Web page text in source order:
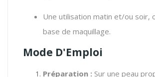
Une utilisation matin et/ou soir,
base de maquillage.
Mode D'Emploi
Préparation : Sur une peau